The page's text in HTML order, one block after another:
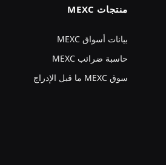
منتجات MEXC
بيانات أسواق MEXC
حاسبة ضرائب MEXC
سوق MEXC ما قبل الإدراج